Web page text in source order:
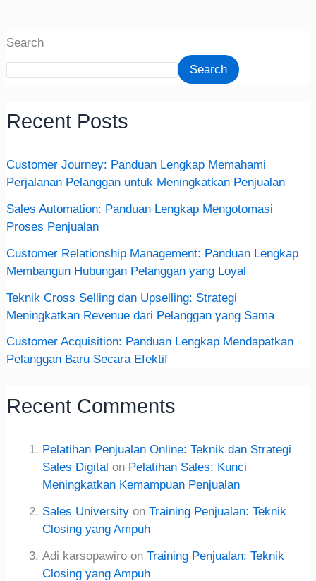
Search
Search
Recent Posts
Customer Journey: Panduan Lengkap Memahami
Perjalanan Pelanggan untuk Meningkatkan Penjualan
Sales Automation: Panduan Lengkap Mengotomasi
Proses Penjualan
Customer Relationship Management: Panduan Lengkap
Membangun Hubungan Pelanggan yang Loyal
Teknik Cross Selling dan Upselling: Strategi
Meningkatkan Revenue dari Pelanggan yang Sama
Customer Acquisition: Panduan Lengkap Mendapatkan
Pelanggan Baru Secara Efektif
Recent Comments
Pelatihan Penjualan Online: Teknik dan Strategi
Sales Digital on Pelatihan Sales: Kunci
Meningkatkan Kemampuan Penjualan
Sales University onTraining Penjualan: Teknik
Closing yang Ampuh
Adi karsopawiro onTraining Penjualan: Teknik
Closing yang Ampuh